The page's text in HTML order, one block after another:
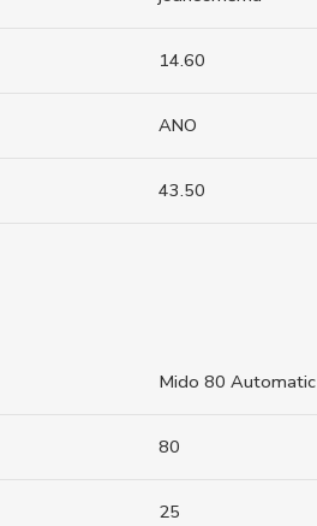
14.60
ANO
43.50
Mido 80 Automatic
80
25